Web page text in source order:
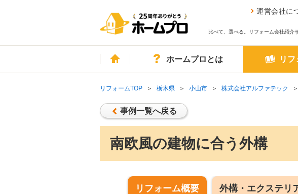
運営会社に
比べて、選べる。リフォーム会社紹介
ホームホームプロとは リフ
リフォームTOP 栃木県 小山市 株式会社アルファテック
事例一覧へ戻る
南欧風の建物に合う外構
リフォーム概要 外構・エクステリ